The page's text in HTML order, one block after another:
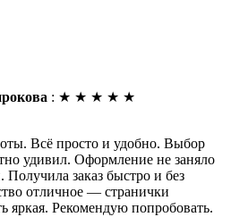
: ★ ★ ★ ★ ★
Всё просто и удобно. Выбор
удивил. Оформление не заняло
Получила заказ быстро и без
отличное — странички
яркая. Рекомендую попробовать.